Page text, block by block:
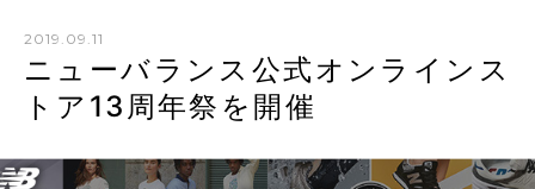
2019.09.11
ニューバランス公式オンラインス
トア13周年祭を開催